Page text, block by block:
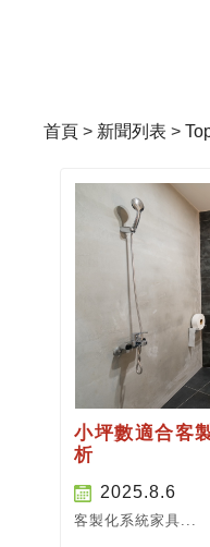
首頁 > 新聞列表 >
小坪數適合客
析
2025.8.6
客製化系統家具...